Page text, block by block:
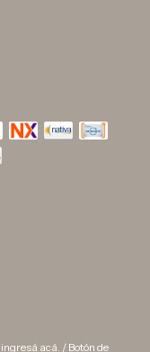
ingresá acá. / Botón de